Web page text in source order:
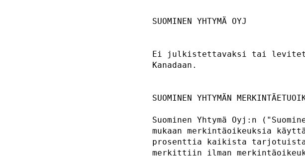
SUOMINEN YHTYMÄ OYJ
Ei julkistettavaksi tai
SUOMINEN YHTYMÄN
Suominen Yhtymä Oyj:n
mukaan merkintäoikeuksia
prosenttia kaikista
merkittiin